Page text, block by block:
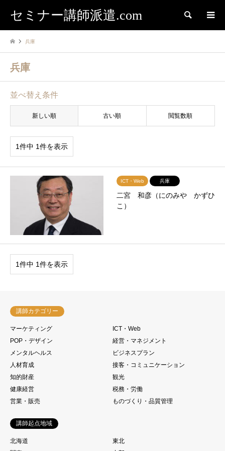
セミナー講師派遣.com 検索
兵庫
兵庫
並べ替え条件
新しい順 古い順 閲覧数順
1件中 1件を表示
ICT・Web 兵庫
二宮 和彦（にのみや かずひ
こ）
1件中 1件を表示
講師カテゴリー
マーケティング
ICT・Web
POP・デザイン
経営・マネジメント
メンタルヘルス
ビジネスプラン
人材育成
接客・コミュニケーション
知的財産
観光
健康経営
税務・労働
営業・販売
ものづくり・品質管理
講師起点地域
北海道
東北